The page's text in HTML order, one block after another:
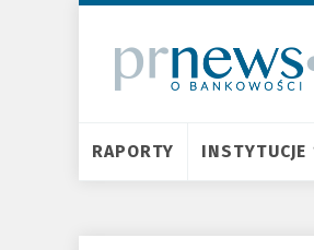
RAPORTY INSTYTUCJE